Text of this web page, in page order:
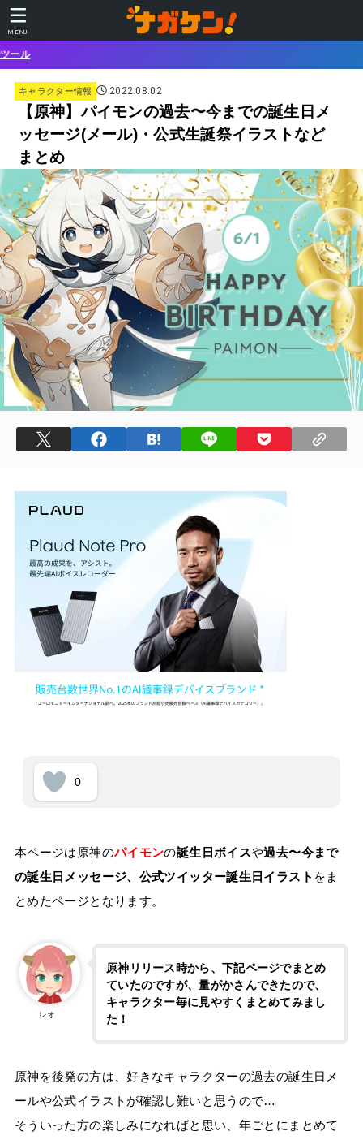
MENU
キャラクター情報 2022.08.02
【原神】パイモンの過去〜今までの誕生日メ
ッセージ(メール)・公式生誕祭イラストなど
まとめ
0
本ページは原神のパイモンの誕生日ボイスや過去〜今まで
の誕生日メッセージ、公式ツイッター誕生日イラスト をま
とめたページとなります。
レオ
原神リリース時から、下記ページでまとめ
ていたのですが、量がかさんできたので、
キャラクター毎に見やすくまとめてみまし
た！
原神を後発の方は、好きなキャラクターの過去の誕生日メ
ールや公式イラストが確認し難いと思うので…
そういった方の楽しみになればと思い、年ごとにまとめて